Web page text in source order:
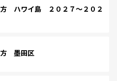
ハワイ島 ２０２７～２０２
墨田区